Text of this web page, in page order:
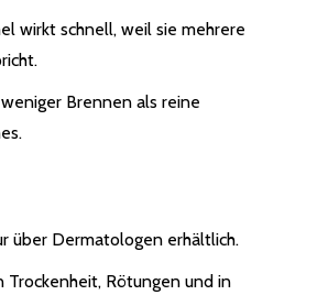
wirkt schnell, weil sie mehrere
Brennen als reine
über Dermatologen erhältlich.
Trockenheit, Rötungen und in